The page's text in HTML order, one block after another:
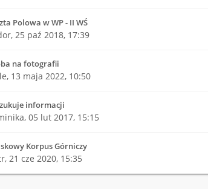
Polowa w WP - II WŚ
25 paź 2018, 17:39
na fotografii
13 maja 2022, 10:50
informacji
05 lut 2017, 15:15
Korpus Górniczy
21 cze 2020, 15:35